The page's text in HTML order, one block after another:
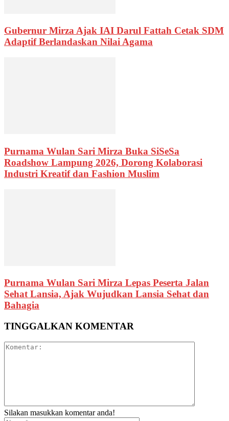
Gubernur Mirza Ajak IAI Darul Fattah Cetak SDM
Adaptif Berlandaskan Nilai Agama
Purnama Wulan Sari Mirza Buka SiSeSa
Roadshow Lampung 2026, Dorong Kolaborasi
Industri Kreatif dan Fashion Muslim
Purnama Wulan Sari Mirza Lepas Peserta Jalan
Sehat Lansia, Ajak Wujudkan Lansia Sehat dan
Bahagia
TINGGALKAN KOMENTAR
Silakan masukkan komentar anda!